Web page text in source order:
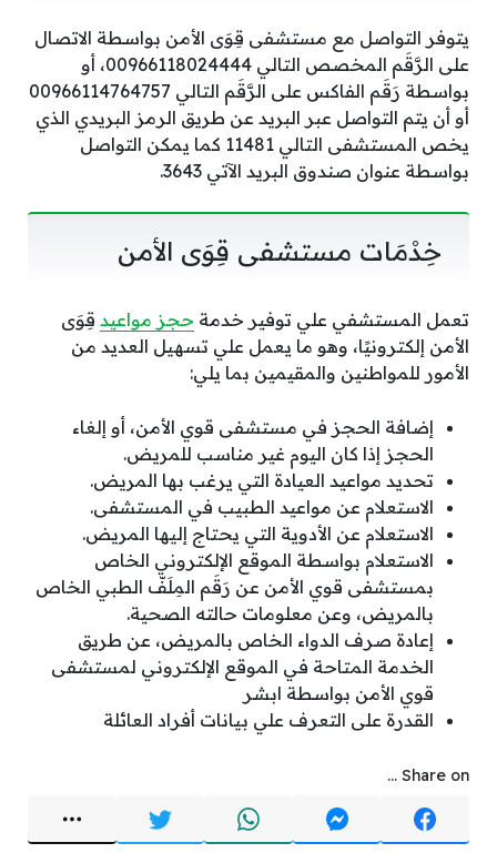
يتوفر التواصل مع مستشفى قِوَى الأمن بواسطة الاتصال
على الرَّقَم المخصص التالي 00966118024444، أو
بواسطة رَقَم الفاكس على الرَّقَم التالي 00966114764757
أو أن يتم التواصل عبر البريد عن طريق الرمز البريدي الذي
يخص المستشفى التالي 11481 كما يمكن التواصل
بواسطة عنوان صندوق البريد الآتي 3643.
خِدْمَات مستشفى قِوَى الأمن
تعمل المستشفي علي توفير خدمة حجز مواعيد قِوَى
الأمن إلكترونيًا، وهو ما يعمل علي تسهيل العديد من
الأمور للمواطنين والمقيمين بما يلي:
إضافة الحجز في مستشفى قوي الأمن، أو إلغاء
الحجز إذا كان اليوم غير مناسب للمريض.
تحديد مواعيد العيادة التي يرغب بها المريض.
الاستعلام عن مواعيد الطبيب في المستشفى.
الاستعلام عن الأدوية التي يحتاج إليها المريض.
الاستعلام بواسطة الموقع الإلكتروني الخاص
بمستشفى قوي الأمن عن رَقَم المِلَفّ الطبي الخاص
بالمريض، وعن معلومات حالته الصحية.
إعادة صرف الدواء الخاص بالمريض، عن طريق
الخدمة المتاحة في الموقع الإلكتروني لمستشفى
قوي الأمن بواسطة ابشر
القدرة على التعرف علي بيانات أفراد العائلة
Share on ...